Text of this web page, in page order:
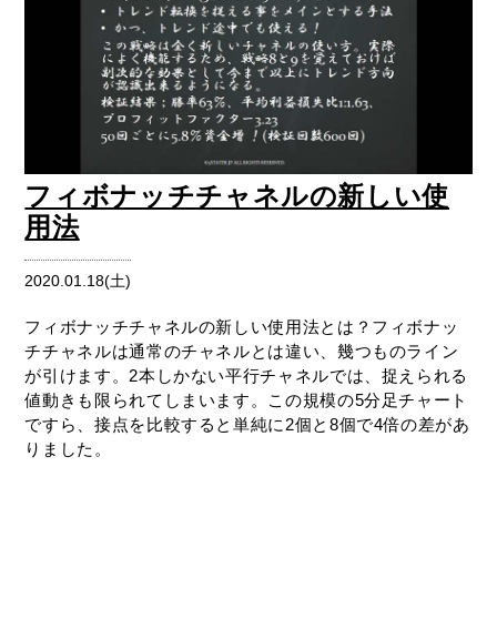
フィボナッチチャネルの新しい使
用法
2020.01.18(土)
フィボナッチチャネルの新しい使用法とは？フィボナッ
チチャネルは通常のチャネルとは違い、幾つものライン
が引けます。2本しかない平行チャネルでは、捉えられる
値動きも限られてしまいます。この規模の5分足チャート
ですら、接点を比較すると単純に2個と8個で4倍の差があ
りました。